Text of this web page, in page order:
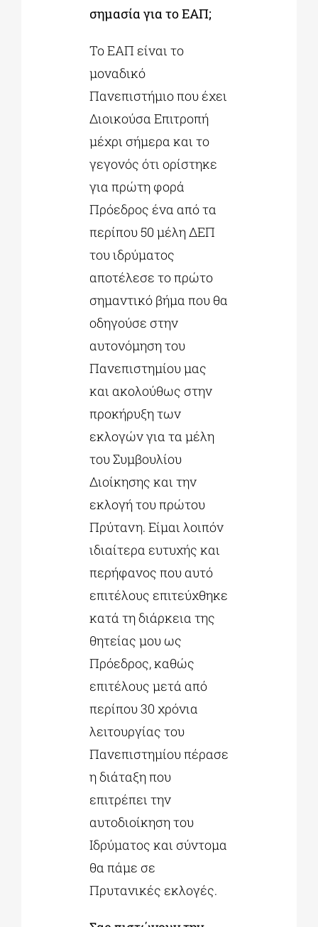
σημασία για το ΕΑΠ;
Το ΕΑΠ είναι το
μοναδικό
Πανεπιστήμιο που έχει
Διοικούσα Επιτροπή
μέχρι σήμερα και το
γεγονός ότι ορίστηκε
για πρώτη φορά
Πρόεδρος ένα από τα
περίπου 50 μέλη ΔΕΠ
του ιδρύματος
αποτέλεσε το πρώτο
σημαντικό βήμα που θα
οδηγούσε στην
αυτονόμηση του
Πανεπιστημίου μας
και ακολούθως στην
προκήρυξη των
εκλογών για τα μέλη
του Συμβουλίου
Διοίκησης και την
εκλογή του πρώτου
Πρύτανη. Είμαι λοιπόν
ιδιαίτερα ευτυχής και
περήφανος που αυτό
επιτέλους επιτεύχθηκε
κατά τη διάρκεια της
θητείας μου ως
Πρόεδρος, καθώς
επιτέλους μετά από
περίπου 30 χρόνια
λειτουργίας του
Πανεπιστημίου πέρασε
η διάταξη που
επιτρέπει την
αυτοδιοίκηση του
Ιδρύματος και σύντομα
θα πάμε σε
Πρυτανικές εκλογές.